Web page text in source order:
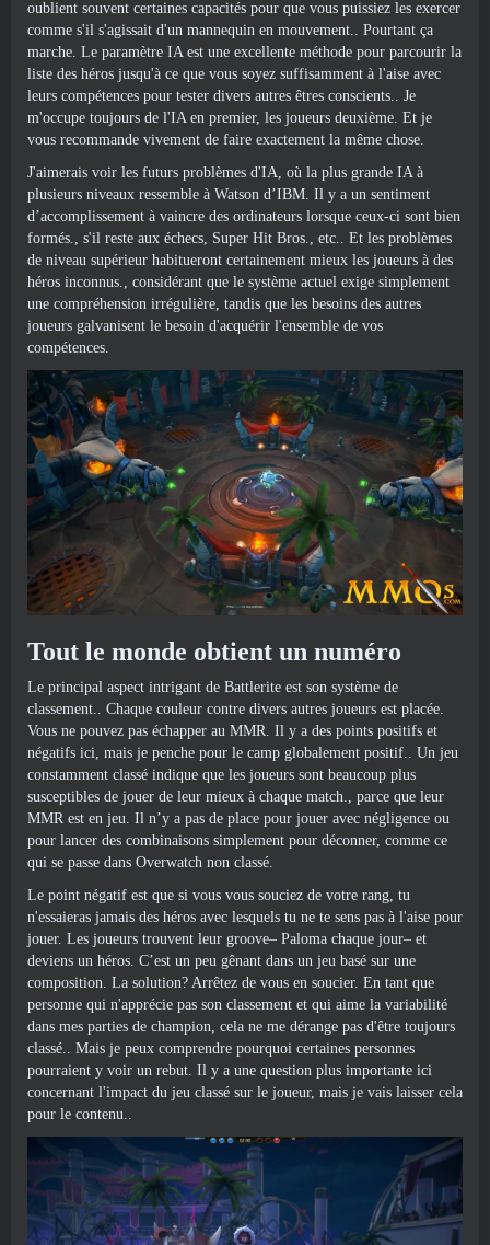
oublient souvent certaines capacités pour que vous puissiez les exercer
comme s'il s'agissait d'un mannequin en mouvement.. Pourtant ça
marche. Le paramètre IA est une excellente méthode pour parcourir la
liste des héros jusqu'à ce que vous soyez suffisamment à l'aise avec
leurs compétences pour tester divers autres êtres conscients.. Je
m'occupe toujours de l'IA en premier, les joueurs deuxième. Et je
vous recommande vivement de faire exactement la même chose.
J'aimerais voir les futurs problèmes d'IA, où la plus grande IA à
plusieurs niveaux ressemble à Watson d’IBM. Il y a un sentiment
d’accomplissement à vaincre des ordinateurs lorsque ceux-ci sont bien
formés., s'il reste aux échecs, Super Hit Bros., etc.. Et les problèmes
de niveau supérieur habitueront certainement mieux les joueurs à des
héros inconnus., considérant que le système actuel exige simplement
une compréhension irrégulière, tandis que les besoins des autres
joueurs galvanisent le besoin d'acquérir l'ensemble de vos
compétences.
Tout le monde obtient un numéro
Le principal aspect intrigant de Battlerite est son système de
classement.. Chaque couleur contre divers autres joueurs est placée.
Vous ne pouvez pas échapper au MMR. Il y a des points positifs et
négatifs ici, mais je penche pour le camp globalement positif.. Un jeu
constamment classé indique que les joueurs sont beaucoup plus
susceptibles de jouer de leur mieux à chaque match., parce que leur
MMR est en jeu. Il n’y a pas de place pour jouer avec négligence ou
pour lancer des combinaisons simplement pour déconner, comme ce
qui se passe dans Overwatch non classé.
Le point négatif est que si vous vous souciez de votre rang, tu
n'essaieras jamais des héros avec lesquels tu ne te sens pas à l'aise pour
jouer. Les joueurs trouvent leur groove– Paloma chaque jour– et
deviens un héros. C’est un peu gênant dans un jeu basé sur une
composition. La solution? Arrêtez de vous en soucier. En tant que
personne qui n'apprécie pas son classement et qui aime la variabilité
dans mes parties de champion, cela ne me dérange pas d'être toujours
classé.. Mais je peux comprendre pourquoi certaines personnes
pourraient y voir un rebut. Il y a une question plus importante ici
concernant l'impact du jeu classé sur le joueur, mais je vais laisser cela
pour le contenu..